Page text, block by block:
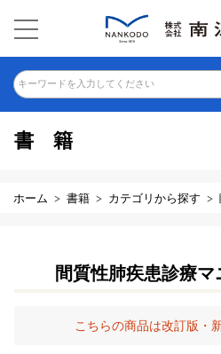
キーワードを入力してください
書籍
ホーム 書籍 カテゴリから探す
間質性肺疾患診療マ
こちらの商品は改訂版・